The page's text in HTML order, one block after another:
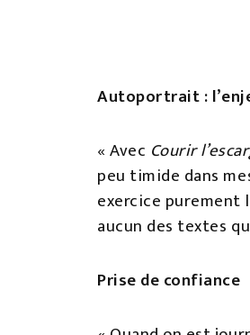
Autoportrait :
« Avec Courir
peu timide dans
exercice purement
aucun des textes
Prise de confiance